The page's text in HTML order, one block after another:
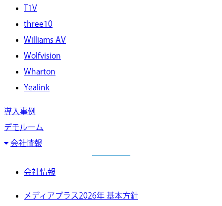
T1V
three10
Williams AV
Wolfvision
Wharton
Yealink
導入事例
デモルーム
会社情報
会社情報
メディアプラス2026年 基本方針